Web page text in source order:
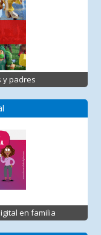
y padres
en familia